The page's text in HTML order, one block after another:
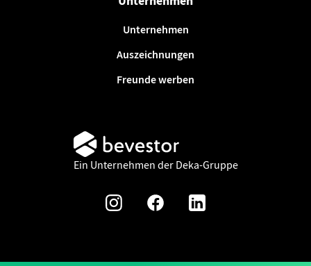
Unternehmen
Auszeichnungen
Freunde werben
Ein Unternehmen der Deka-Gruppe